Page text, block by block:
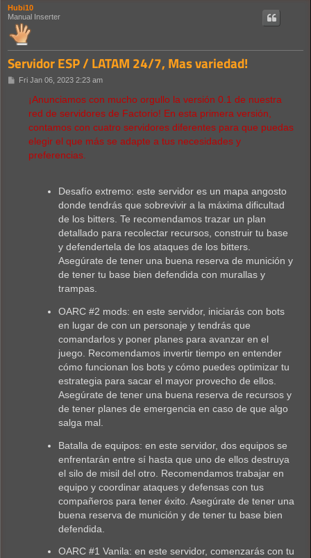
Hubi10
Manual Inserter
Servidor ESP / LATAM 24/7, Mas variedad!
PFri Jan 06, 2023 2:23 am
¡Anunciamos con mucho orgullo la versión 0.1 de nuestra
red de servidores de Factorio! En esta primera versión,
contamos con cuatro servidores diferentes para que puedas
elegir el que más se adapte a tus necesidades y
preferencias.
Desafío extremo: este servidor es un mapa angosto
donde tendrás que sobrevivir a la máxima dificultad
de los bitters. Te recomendamos trazar un plan
detallado para recolectar recursos, construir tu base
y defendertela de los ataques de los bitters.
Asegúrate de tener una buena reserva de munición y
de tener tu base bien defendida con murallas y
trampas.
OARC #2 mods: en este servidor, iniciarás con bots
en lugar de con un personaje y tendrás que
comandarlos y poner planes para avanzar en el
juego. Recomendamos invertir tiempo en entender
cómo funcionan los bots y cómo puedes optimizar tu
estrategia para sacar el mayor provecho de ellos.
Asegúrate de tener una buena reserva de recursos y
de tener planes de emergencia en caso de que algo
salga mal.
Batalla de equipos: en este servidor, dos equipos se
enfrentarán entre sí hasta que uno de ellos destruya
el silo de misil del otro. Recomendamos trabajar en
equipo y coordinar ataques y defensas con tus
compañeros para tener éxito. Asegúrate de tener una
buena reserva de munición y de tener tu base bien
defendida.
OARC #1 Vanila: en este servidor, comenzarás con tu